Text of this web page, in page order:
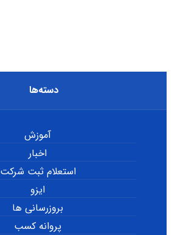
دسته‌ها
آموزش
اخبار
استعلام ثبت شرکت
ایزو
بروزرسانی ها
پروانه کسب